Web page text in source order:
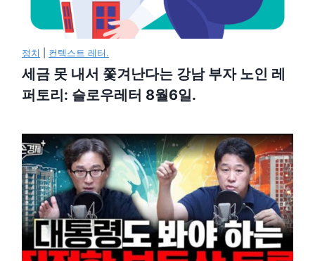
정치 컨텍스트 레터.
세금 못 내서 쫓겨난다는 강남 부자 노인 레
퍼토리: 슬로우레터 8월6일.